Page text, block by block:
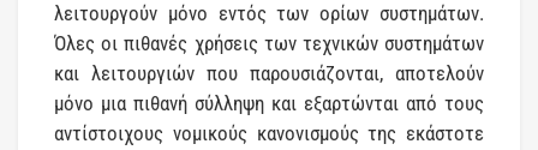
λειτουργούν μόνο εντός των ορίων συστημάτων.
Όλες οι πιθανές χρήσεις των τεχνικών συστημάτων
και λειτουργιών που παρουσιάζονται, αποτελούν
μόνο μια πιθανή σύλληψη και εξαρτώνται από τους
αντίστοιχους νομικούς κανονισμούς της εκάστοτε